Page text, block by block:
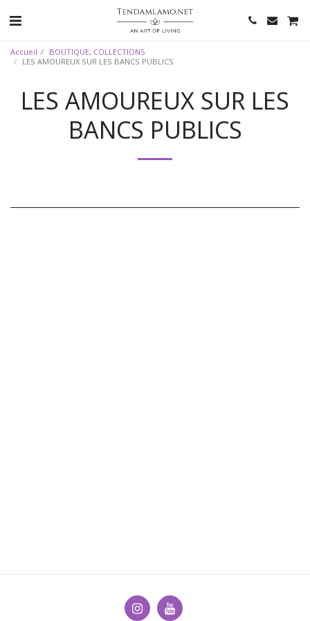
Accueil
BOUTIQUE, COLLECTIONS
LES AMOUREUX SUR LES BANCS PUBLICS
LES AMOUREUX SUR LES
BANCS PUBLICS